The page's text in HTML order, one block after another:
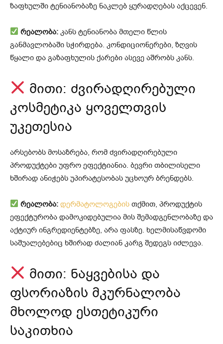
ზაფხულში ტენიანობაზე ნაკლებ ყურადღებას აქცევენ.
რეალობა: კანს ტენიანობა მთელი წლის
განმავლობაში სჭირდება. კონდიციონერები, ზღვის
წყალი და გაზაფხულის ქარები ასევე აშრობს კანს.
მითი: ძვირადღირებული
კოსმეტიკა ყოველთვის
უკეთესია
არსებობს მოსაზრება, რომ ძვირადღირებული
პროდუქტები უფრო ეფექტიანია. ბევრი თბილისელი
ხშირად ანიჭებს უპირატესობას უცხოურ ბრენდებს.
რეალობა: დერმატოლოგების თქმით, პროდუქტის
ეფექტურობა დამოკიდებულია მის შემადგენლობაზე და
აქტიურ ინგრედიენტებზე, არა ფასზე. ხელმისაწვდომი
საშუალებებიც ხშირად ძალიან კარგ შედეგს იძლევა.
მითი: ნაყვებისა და
ფსორიაზის მკურნალობა
მხოლოდ ესთეტიკური
საკითხია